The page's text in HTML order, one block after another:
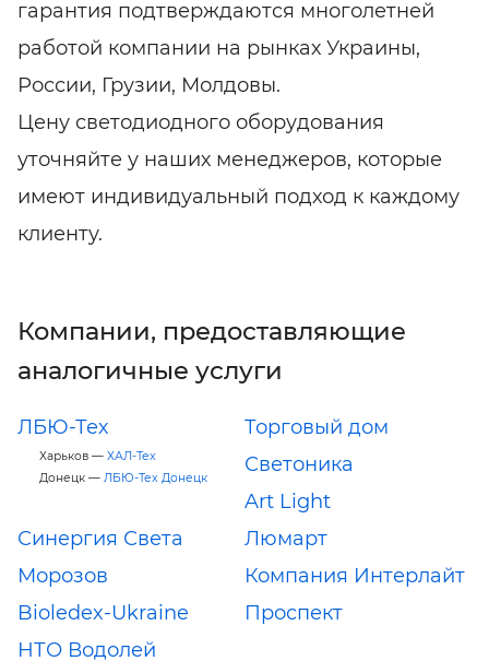
гарантия подтверждаются многолетней
работой компании на рынках Украины,
России, Грузии, Молдовы.
Цену светодиодного оборудования
уточняйте у наших менеджеров, которые
имеют индивидуальный подход к каждому
клиенту.
Компании, предоставляющие
аналогичные услуги
ЛБЮ-Тех
Харьков — ХАЛ-Тех
Донецк — ЛБЮ-Тех Донецк
Торговый дом
Светоника
Art Light
Синергия Света
Люмарт
Морозов
Компания Интерлайт
Bioledex-Ukraine
Проспект
НТО Водолей